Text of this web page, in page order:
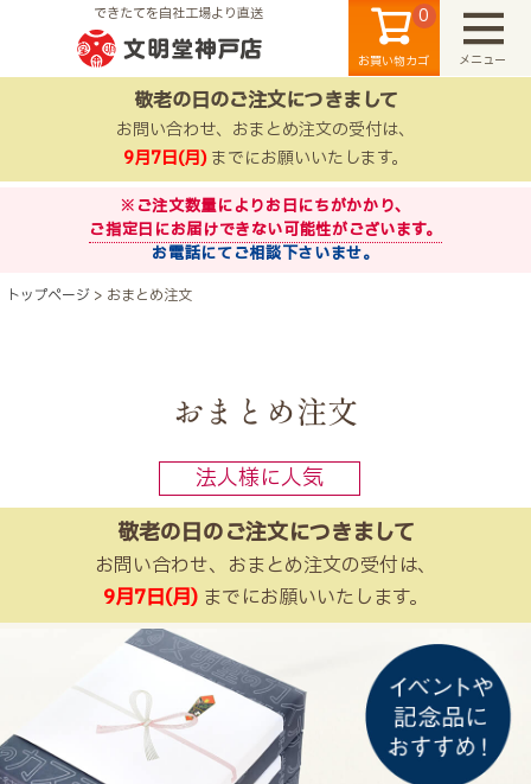
できたてを自社工場より直送
お買い物カゴ
0
メニュー
敬老の日のご注文につきまして
お問い合わせ、おまとめ注文の受付は、
9月7日(月)までにお願いいたします。
※ご注文数量によりお日にちがかかり、
ご指定日にお届けできない可能性がございます。
お電話にてご相談下さいませ。
トップページ おまとめ注文
おまとめ注文
法人様に人気
敬老の日のご注文につきまして
お問い合わせ、おまとめ注文の受付は、
9月7日(月) までにお願いいたします。